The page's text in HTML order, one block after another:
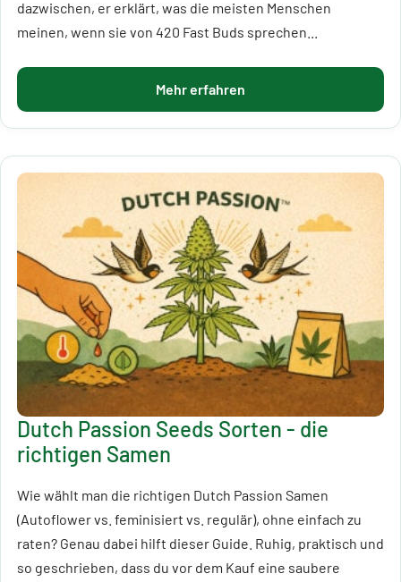
dazwischen, er erklärt, was die meisten Menschen
meinen, wenn sie von 420 Fast Buds sprechen...
Mehr erfahren
Dutch Passion Seeds Sorten - die
richtigen Samen
Wie wählt man die richtigen Dutch Passion Samen
(Autoflower vs. feminisiert vs. regulär), ohne einfach zu
raten? Genau dabei hilft dieser Guide. Ruhig, praktisch und
so geschrieben, dass du vor dem Kauf eine saubere